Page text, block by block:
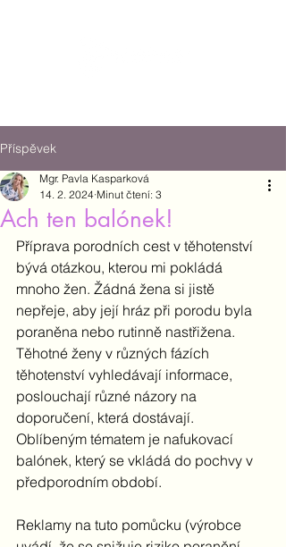
Příspěvek
Ach ten balónek!
Mgr. Pavla Kasparková
14. 2. 2024 Minut čtení: 3
Příprava porodních cest v těhotenství
bývá otázkou, kterou mi pokládá
mnoho žen. Žádná žena si jistě
nepřeje, aby její hráz při porodu byla
poraněna nebo rutinně nastřižena.
Těhotné ženy v různých fázích
těhotenství vyhledávají informace,
poslouchají různé názory na
doporučení, která dostávají.
Oblíbeným tématem je nafukovací
balónek, který se vkládá do pochvy v
předporodním období.
Reklamy na tuto pomůcku (výrobce